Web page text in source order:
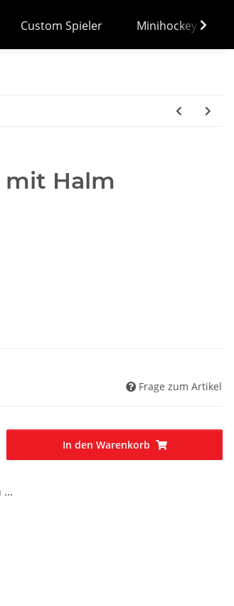
Custom Spieler Minihockey
mit Halm
Frage zum Artikel
In den Warenkorb